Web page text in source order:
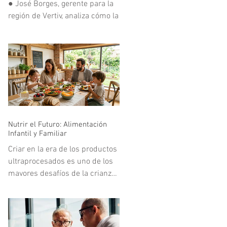
al Parque en el Simón Bolívar.
En
● José Borges, gerente para la
región de Vertiv, analiza cómo la
retos tecnológicos del deporte
mundial.
Nutrir el Futuro: Alimentación
Infantil y Familiar
Criar en la era de los productos
ultraprocesados es uno de los
mayores desafíos de la crianza
entorno acelerado donde la
publicidad y la comodidad de la
comida rápida compiten de